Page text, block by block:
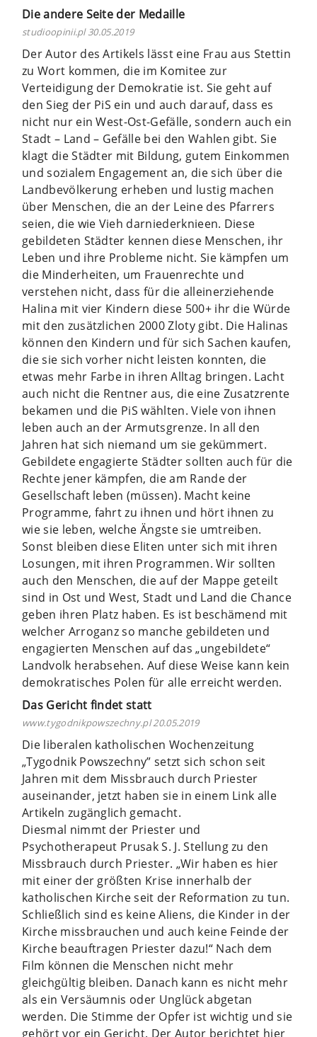
Die andere Seite der Medaille
studioopinii.pl 30.05.2019
Der Autor des Artikels lässt eine Frau aus Stettin
zu Wort kommen, die im Komitee zur
Verteidigung der Demokratie ist. Sie geht auf
den Sieg der PiS ein und auch darauf, dass es
nicht nur ein West-Ost-Gefälle, sondern auch ein
Stadt – Land – Gefälle bei den Wahlen gibt. Sie
klagt die Städter mit Bildung, gutem Einkommen
und sozialem Engagement an, die sich über die
Landbevölkerung erheben und lustig machen
über Menschen, die an der Leine des Pfarrers
seien, die wie Vieh darniederknieen. Diese
gebildeten Städter kennen diese Menschen, ihr
Leben und ihre Probleme nicht. Sie kämpfen um
die Minderheiten, um Frauenrechte und
verstehen nicht, dass für die alleinerziehende
Halina mit vier Kindern diese 500+ ihr die Würde
mit den zusätzlichen 2000 Zloty gibt. Die Halinas
können den Kindern und für sich Sachen kaufen,
die sie sich vorher nicht leisten konnten, die
etwas mehr Farbe in ihren Alltag bringen. Lacht
auch nicht die Rentner aus, die eine Zusatzrente
bekamen und die PiS wählten. Viele von ihnen
leben auch an der Armutsgrenze. In all den
Jahren hat sich niemand um sie gekümmert.
Gebildete engagierte Städter sollten auch für die
Rechte jener kämpfen, die am Rande der
Gesellschaft leben (müssen). Macht keine
Programme, fahrt zu ihnen und hört ihnen zu
wie sie leben, welche Ängste sie umtreiben.
Sonst bleiben diese Eliten unter sich mit ihren
Losungen, mit ihren Programmen. Wir sollten
auch den Menschen, die auf der Mappe geteilt
sind in Ost und West, Stadt und Land die Chance
geben ihren Platz haben. Es ist beschämend mit
welcher Arroganz so manche gebildeten und
engagierten Menschen auf das „ungebildete“
Landvolk herabsehen. Auf diese Weise kann kein
demokratisches Polen für alle erreicht werden.
Das Gericht findet statt
www.tygodnikpowszechny.pl 20.05.2019
Die liberalen katholischen Wochenzeitung
„Tygodnik Powszechny” setzt sich schon seit
Jahren mit dem Missbrauch durch Priester
auseinander, jetzt haben sie in einem Link alle
Artikeln zugänglich gemacht.
Diesmal nimmt der Priester und
Psychotherapeut Prusak S. J. Stellung zu den
Missbrauch durch Priester. „Wir haben es hier
mit einer der größten Krise innerhalb der
katholischen Kirche seit der Reformation zu tun.
Schließlich sind es keine Aliens, die Kinder in der
Kirche missbrauchen und auch keine Feinde der
Kirche beauftragen Priester dazu!“ Nach dem
Film können die Menschen nicht mehr
gleichgültig bleiben. Danach kann es nicht mehr
als ein Versäumnis oder Unglück abgetan
werden. Die Stimme der Opfer ist wichtig und sie
gehört vor ein Gericht. Der Autor berichtet hier